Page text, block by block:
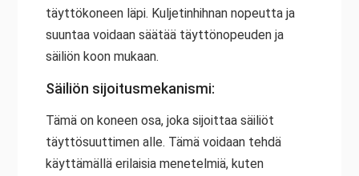
täyttökoneen läpi. Kuljetinhihnan nopeutta ja
suuntaa voidaan säätää täyttönopeuden ja
säiliön koon mukaan.
Säiliön sijoitusmekanismi:
Tämä on koneen osa, joka sijoittaa säiliöt
täyttösuuttimen alle. Tämä voidaan tehdä
käyttämällä erilaisia menetelmiä, kuten